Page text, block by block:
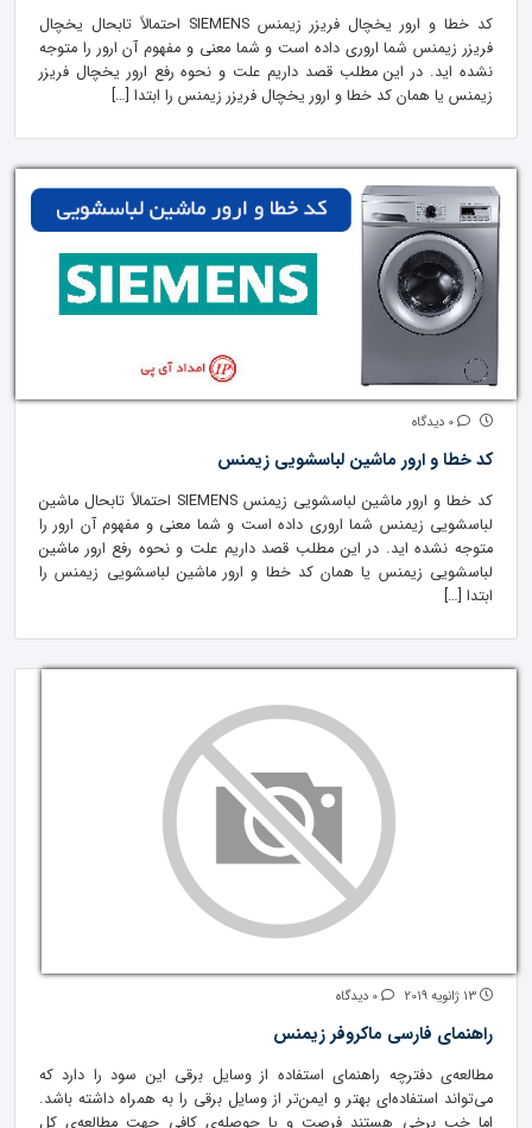
کد خطا و ارور یخچال فریزر زیمنس SIEMENS احتمالاً تابحال یخچال
فریزر زیمنس شما اروری داده است و شما معنی و مفهوم آن ارور را متوجه
نشده اید. در این مطلب قصد داریم علت و نحوه رفع ارور یخچال فریزر
زیمنس یا همان کد خطا و ارور یخچال فریزر زیمنس را ابتدا […]
کد خطا و ارور ماشین لباسشویی زیمنس
کد خطا و ارور ماشین لباسشویی زیمنس SIEMENS احتمالاً تابحال ماشین
لباسشویی زیمنس شما اروری داده است و شما معنی و مفهوم آن ارور را
متوجه نشده اید. در این مطلب قصد داریم علت و نحوه رفع ارور ماشین
لباسشویی زیمنس یا همان کد خطا و ارور ماشین لباسشویی زیمنس را
ابتدا […]
راهنمای فارسی ماکروفر زیمنس
مطالعه‌ی دفترچه راهنمای استفاده از وسایل برقی این سود را دارد که
می‌تواند استفاده‌ای بهتر و ایمن‌تر از وسایل برقی را به همراه داشته باشد.
اما خب برخی هستند فرصت و یا حوصله‌ی کافی جهت مطالعه‌ی کل